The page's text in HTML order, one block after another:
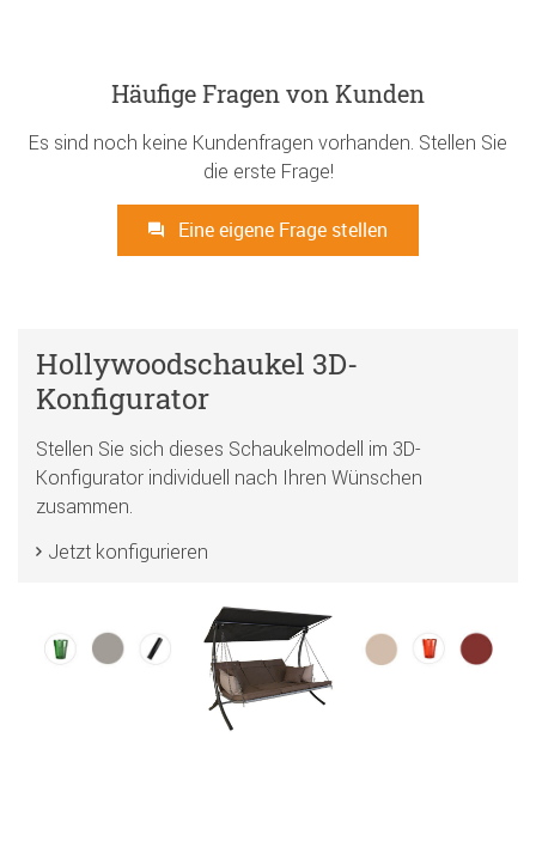
Häufige Fragen von Kunden
Es sind noch keine Kundenfragen vorhanden. Stellen Sie
die erste Frage!
Eine eigene Frage stellen
Hollywoodschaukel 3D-
Konfigurator
Stellen Sie sich dieses Schaukelmodell im 3D-
Konfigurator individuell nach Ihren Wünschen
zusammen.
Jetzt konfigurieren